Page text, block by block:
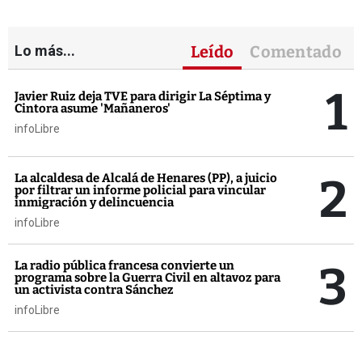
Lo más... Leído Comentado
Javier Ruiz deja TVE para dirigir La Séptima y
Cintora asume 'Mañaneros'
infoLibre 1
La alcaldesa de Alcalá de Henares (PP), a juicio
por filtrar un informe policial para vincular
inmigración y delincuencia
infoLibre 2
La radio pública francesa convierte un
programa sobre la Guerra Civil en altavoz para
un activista contra Sánchez
infoLibre 3